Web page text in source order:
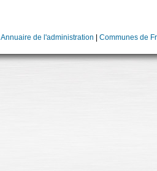
Annuaire de l'administration Communes de